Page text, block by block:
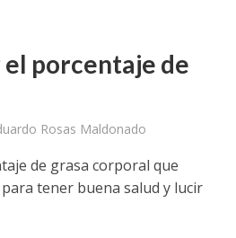
el porcentaje de
Rosas Maldonado
de grasa corporal que
tener buena salud y lucir